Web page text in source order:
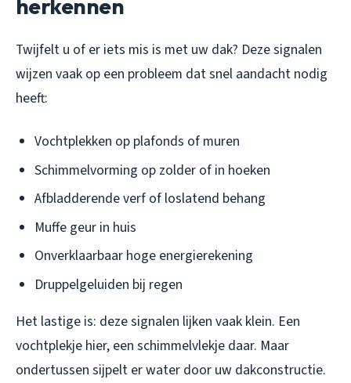
herkennen
Twijfelt u of er iets mis is met uw dak? Deze signalen
wijzen vaak op een probleem dat snel aandacht nodig
heeft:
Vochtplekken op plafonds of muren
Schimmelvorming op zolder of in hoeken
Afbladderende verf of loslatend behang
Muffe geur in huis
Onverklaarbaar hoge energierekening
Druppelgeluiden bij regen
Het lastige is: deze signalen lijken vaak klein. Een
vochtplekje hier, een schimmelvlekje daar. Maar
ondertussen sijpelt er water door uw dakconstructie.